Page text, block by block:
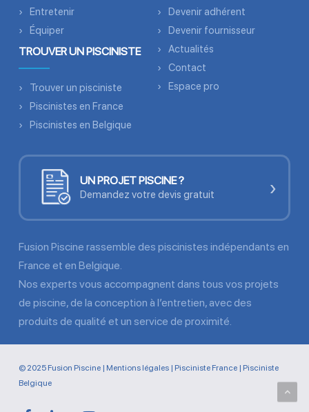
Entretenir
Équiper
TROUVER UN PISCINISTE
Trouver un pisciniste
Piscinistes en France
Piscinistes en Belgique
Devenir adhérent
Devenir fournisseur
Actualités
Contact
Espace pro
UN PROJET PISCINE ?
Demandez votre devis gratuit ›
Fusion Piscine rassemble des piscinistes indépendants en
France et en Belgique.
Nos experts vous accompagnent dans tous vos projets
de piscine, de la conception à l’entretien, avec des
produits de qualité et un service de proximité.
© 2025 Fusion Piscine | Mentions légales| Pisciniste France| Pisciniste
Belgique